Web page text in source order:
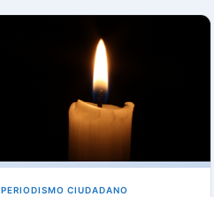
PERIODISMO CIUDADANO